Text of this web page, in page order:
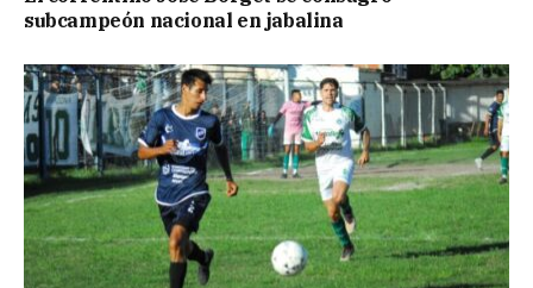
subcampeón nacional en jabalina